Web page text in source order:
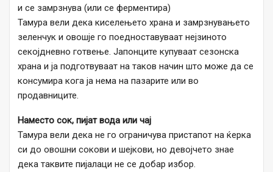
и се замрзнува (или се ферментира)
Тамура вели дека киселењето храна и замрзнувањето
зеленчук и овошје го поедноставуваат нејзиното
секојдневно готвење. Јапонците купуваат сезонска
храна и ја подготвуваат на таков начин што може да се
консумира кога ја нема на пазарите или во
продавниците.
Наместо сок, пијат вода или чај
Тамура вели дека не го ограничува пристапот на ќерка
си до овошни сокови и шејкови, но девојчето знае
дека таквите пијалаци не се добар избор.